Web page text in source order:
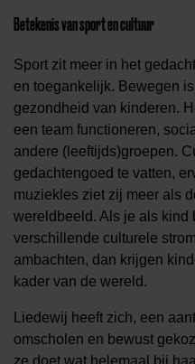
Betekenis van sport en cultuur
Sport zit meer in het
en toegankelijk. Bewegen
gezondheid van kinderen.
een team functioneren,
andere (leeftijds)groepen.
gedachtengoed te vatten,
muziekles ziet zij meer als
wereldbeeld. Als je als kind
verschillende culturele
ambachten, dan krijgen
kader van de wereld.
Liedewij heeft zich, een
omscholen en bewust